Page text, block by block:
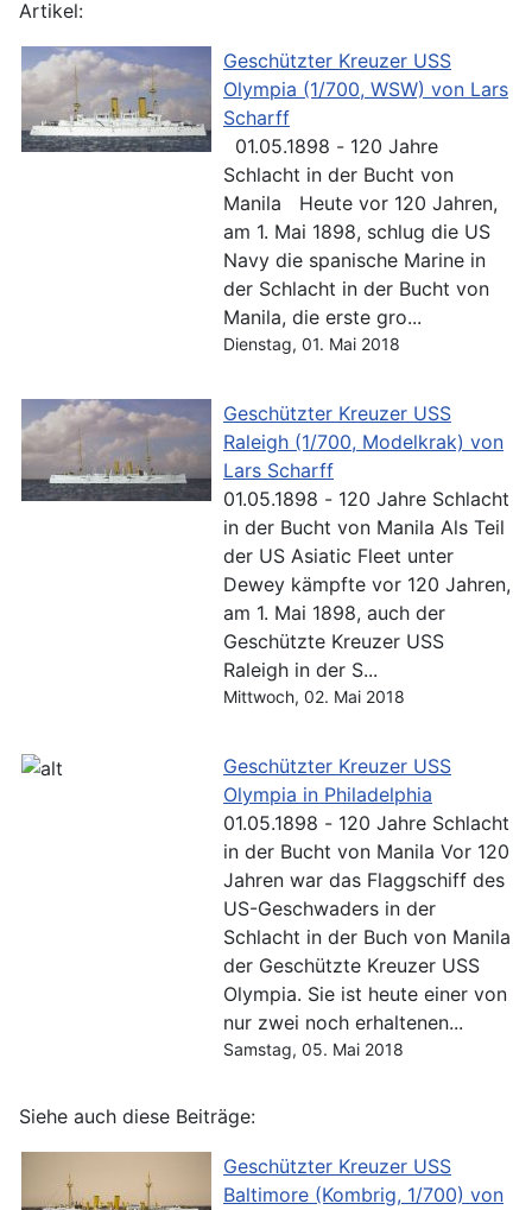
Artikel:
Geschützter Kreuzer USS
Olympia (1/700, WSW) von Lars
Scharff
Schlacht in der Bucht von
Manila Heute vor 120 Jahren,
am 1. Mai 1898, schlug die US
Navy die spanische Marine in
der Schlacht in der Bucht von
Manila, die erste gro...
Dienstag, 01. Mai 2018
Geschützter Kreuzer USS
Raleigh (1/700, Modelkrak) von
Lars Scharff
01.05.1898 - 120 Jahre Schlacht
in der Bucht von Manila Als Teil
der US Asiatic Fleet unter
Dewey kämpfte vor 120 Jahren,
am 1. Mai 1898, auch der
Geschützte Kreuzer USS
Raleigh in der S...
Mittwoch, 02. Mai 2018
Geschützter Kreuzer USS
Olympia in Philadelphia
01.05.1898 - 120 Jahre Schlacht
in der Bucht von Manila Vor 120
Jahren war das Flaggschiff des
US-Geschwaders in der
Schlacht in der Buch von Manila
der Geschützte Kreuzer USS
Olympia. Sie ist heute einer von
nur zwei noch erhaltenen...
Samstag, 05. Mai 2018
Siehe auch diese Beiträge:
Geschützter Kreuzer USS
Baltimore (Kombrig, 1/700) von